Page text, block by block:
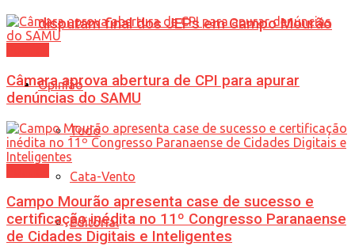
disputam final dos JEPs em Campo Mourão
Opinião
Tudo
Cata-Vento
Editorial
Câmara aprova abertura de CPI para apurar
denúncias do SAMU
Campo Mourão apresenta case de sucesso e
certificação inédita no 11º Congresso Paranaense
de Cidades Digitais e Inteligentes